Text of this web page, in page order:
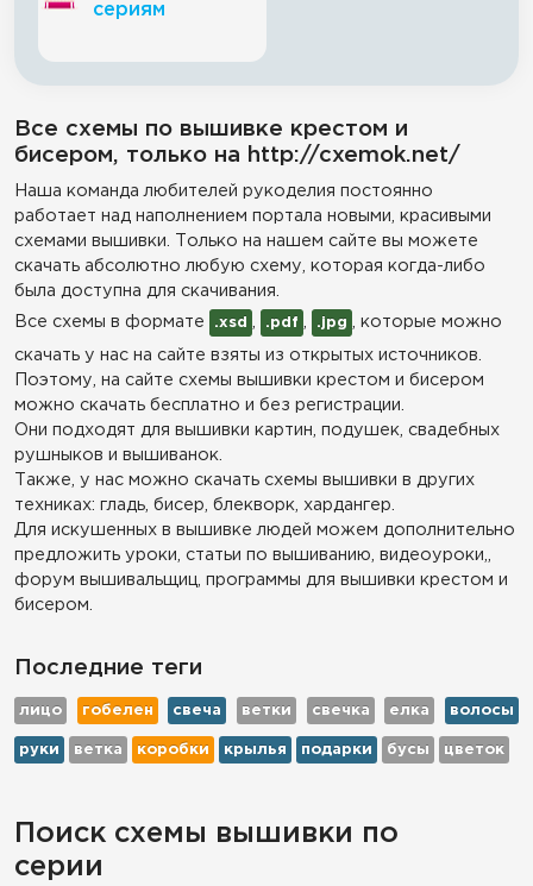
сериям
Все схемы по вышивке крестом и
бисером, только на http://cxemok.net/
Наша команда любителей рукоделия постоянно
работает над наполнением портала новыми, красивыми
схемами вышивки. Только на нашем сайте вы можете
скачать абсолютно любую схему, которая когда-либо
была доступна для скачивания.
Все схемы в формате
.xsd .pdf .jpg , которые можно
скачать у нас на сайте взяты из открытых источников.
Поэтому, на сайте схемы вышивки крестом и бисером
можно скачать бесплатно и без регистрации.
Они подходят для вышивки картин, подушек, свадебных
рушныков и вышиванок.
Также, у нас можно скачать схемы вышивки в других
техниках: гладь, бисер, блекворк, хардангер.
Для искушенных в вышивке людей можем дополнительно
предложить уроки, статьи по вышиванию, видеоуроки,,
форум вышивальщиц, программы для вышивки крестом и
бисером.
Последние теги
лицо гобелен свеча ветки свечка елка волосы
руки ветка коробки крылья подарки бусы цветок
Поиск схемы вышивки по
серии